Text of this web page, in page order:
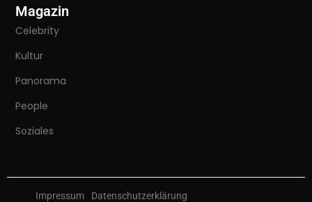
Magazin
Celebrity
Kultur
Panorama
People
Soziales
Impressum Datenschutzerklärung